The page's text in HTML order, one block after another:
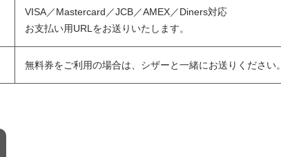
VISA／Mastercard／JCB／AMEX／Diners対応
お支払い用URLをお送りいたします。
無料券をご利用の場合は、シザーと一緒にお送りください。